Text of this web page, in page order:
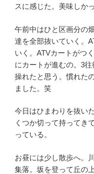
スに感じた。美味しか
午前中はひと区画分の
達を全部抜いていく。
いく。ATVカートがつ
にカートが進むの。3
操れたと思う。慣れた
ました。笑
今日はひまわりを抜い
くつか切って持ってき
っている。
お昼には少し散歩へ。
集落。坂を登って丘の